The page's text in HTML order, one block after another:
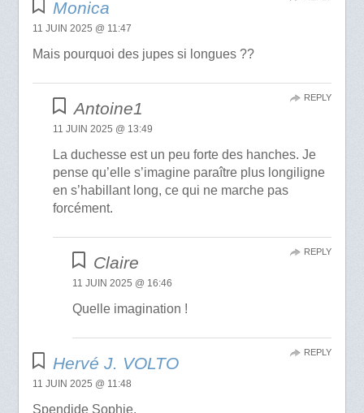
Monica
11 JUIN 2025 @ 11:47
Mais pourquoi des jupes si longues ??
Antoine1
11 JUIN 2025 @ 13:49
La duchesse est un peu forte des hanches. Je
pense qu’elle s’imagine paraître plus longiligne
en s’habillant long, ce qui ne marche pas
forcément.
REPLY
Claire
11 JUIN 2025 @ 16:46
Quelle imagination !
REPLY
Hervé J. VOLTO
11 JUIN 2025 @ 11:48
Spendide Sophie.
REPLY